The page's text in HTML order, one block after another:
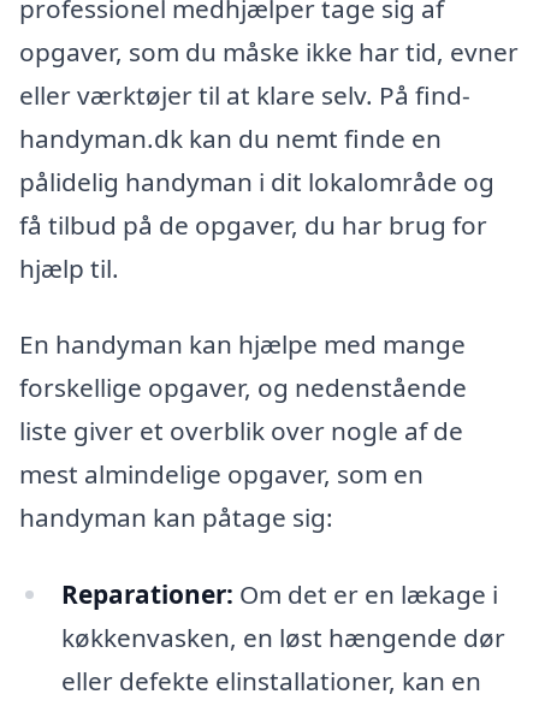
professionel medhjælper tage sig af
opgaver, som du måske ikke har tid, evner
eller værktøjer til at klare selv. På find-
handyman.dk kan du nemt finde en
pålidelig handyman i dit lokalområde og
få tilbud på de opgaver, du har brug for
hjælp til.
En handyman kan hjælpe med mange
forskellige opgaver, og nedenstående
liste giver et overblik over nogle af de
mest almindelige opgaver, som en
handyman kan påtage sig:
Reparationer: Om det er en lækage i
køkkenvasken, en løst hængende dør
eller defekte elinstallationer, kan en